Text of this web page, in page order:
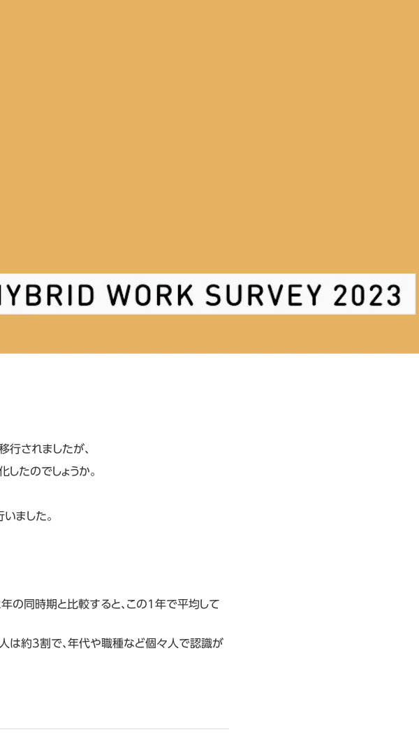
されましたが、
たのでしょうか。
ました。
同時期と比較すると、この1年で平均して
は約3割で、年代や職種など個々人で認識が